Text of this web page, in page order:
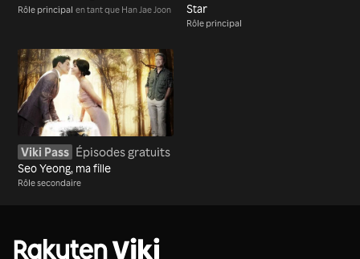
Rôle principal en tant que Han Jae Joon
Star
Rôle principal
Viki Pass Épisodes gratuits
Seo Yeong, ma fille
Rôle secondaire